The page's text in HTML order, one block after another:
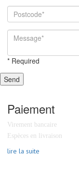
* Required
Send
Paiement
Virement bancaire
Espèces en livraison
lire la suite